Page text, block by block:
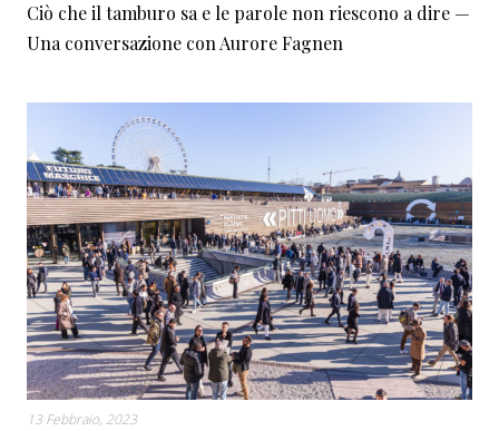
Ciò che il tamburo sa e le parole non riescono a dire —
Una conversazione con Aurore Fagnen
13 Febbraio, 2023